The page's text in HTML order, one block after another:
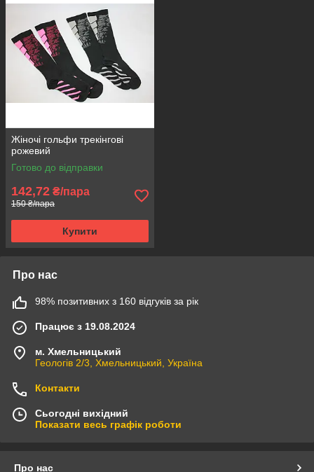
Жіночі гольфи трекінгові
рожевий
Готово до відправки
142,72 ₴/пара
150 ₴/пара
Купити
Про нас
98% позитивних з 160 відгуків за рік
Працює з 19.08.2024
м. Хмельницький
Геологів 2/3, Хмельницький, Україна
Контакти
Сьогодні вихідний
Показати весь графік роботи
Про нас